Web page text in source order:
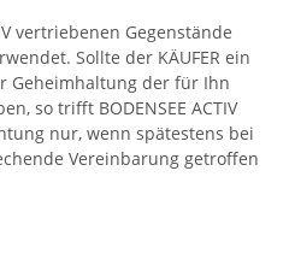
vertriebenen Gegenstände
Sollte der KÄUFER ein
Geheimhaltung der für Ihn
so trifft BODENSEE ACTIV
nur, wenn spätestens bei
Vereinbarung getroffen